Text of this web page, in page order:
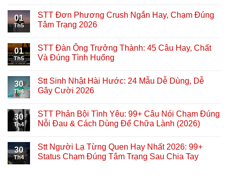
01
Th5
STT Đơn Phương Crush Ngắn Hay, Chạm Đúng
Tâm Trạng 2026
01
Th5
STT Đàn Ông Trưởng Thành: 45 Câu Hay, Chất
Và Đúng Tình Huống
30
Th4
Stt Sinh Nhật Hài Hước: 24 Mẫu Dễ Dùng, Dễ
Gây Cười 2026
30
Th4
STT Phản Bội Tình Yêu: 99+ Câu Nói Chạm Đúng
Nỗi Đau & Cách Dùng Để Chữa Lành (2026)
30
Th4
Stt Người Lạ Từng Quen Hay Nhất 2026: 99+
Status Chạm Đúng Tâm Trạng Sau Chia Tay